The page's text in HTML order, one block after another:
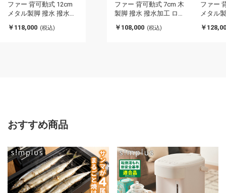
ファー 背可動式 12cm
メタル製脚 撥水 撥水加
調節 背もたれ可動式 高
￥118,000 (税込)
ファー 背可動式 7cm 木
製脚 撥水 撥水加工 ロー
もたれ可動式 高級感 ポ
￥108,000 (税込)
ファー
メタル
調節 背
￥
おすすめ商品